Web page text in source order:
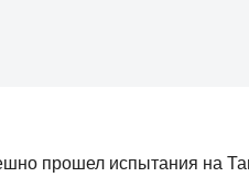
прошел испытания на